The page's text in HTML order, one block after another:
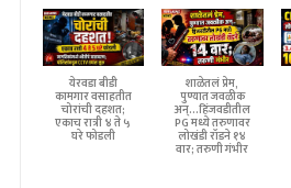
येरवडा बीडी
कामगार वसाहतीत
चोरांची दहशत;
एकाच रात्री ४ ते ५
घरे फोडली
शाळेतलं प्रेम,
पुण्यात जवळीक
अन्...हिंजवडीतील
PG मध्ये तरुणावर
लोखंडी रॉडने १४
वार; तरुणी गंभीर